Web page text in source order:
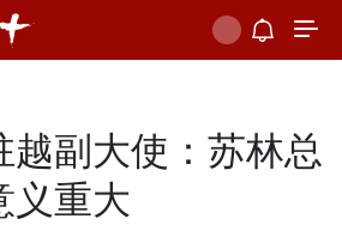
越副大使：苏林总
义重大